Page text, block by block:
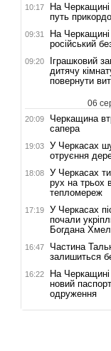
10:17
На
путь
09:31
На
російський
09:20
Іграшковий
дитячу
повернути
06
20:09
Черкащина
сапера
19:03
У Черкасах
отруєння
18:08
У Черкасах
рух на трьох
тепломереж
17:19
У Черкасах
почали
Богдана
16:47
Частина
залишиться
16:22
На
новий
одруження